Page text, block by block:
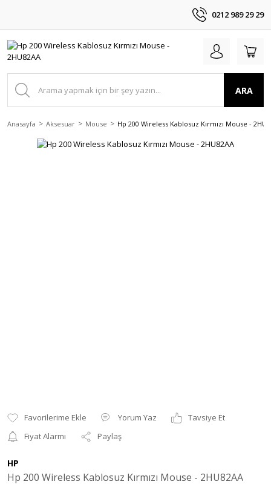
0212 989 29 29
ARA
Anasayfa Aksesuar Mouse Hp 200 Wireless Kablosuz Kırmızı Mouse -
Yorum Yaz
Tavsiye Et
Fiyat Alarmı
Paylaş
HP
Hp 200 Wireless Kablosuz Kırmızı Mouse - 2HU82AA